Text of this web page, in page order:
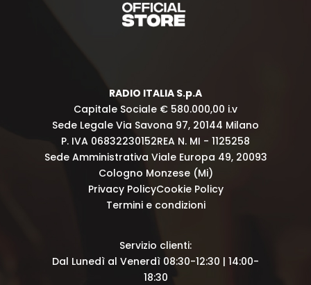
RADIO ITALIA S.p.A
Capitale Sociale € 580.000,00 i.v
Sede Legale Via Savona 97, 20144 Milano
P. IVA 06832230152REA N. MI - 1125258
Sede Amministrativa Viale Europa 49, 20093
Cologno Monzese (Mi)
Privacy PolicyCookie Policy
Termini e condizioni
Servizio clienti:
Dal Lunedì al Venerdì 08:30-12:30 | 14:00-
18:30